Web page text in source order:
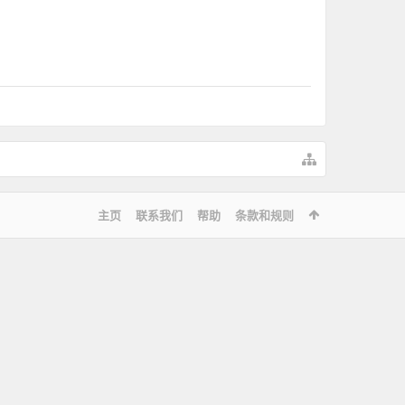
主页 联系我们 帮助 条款和规则